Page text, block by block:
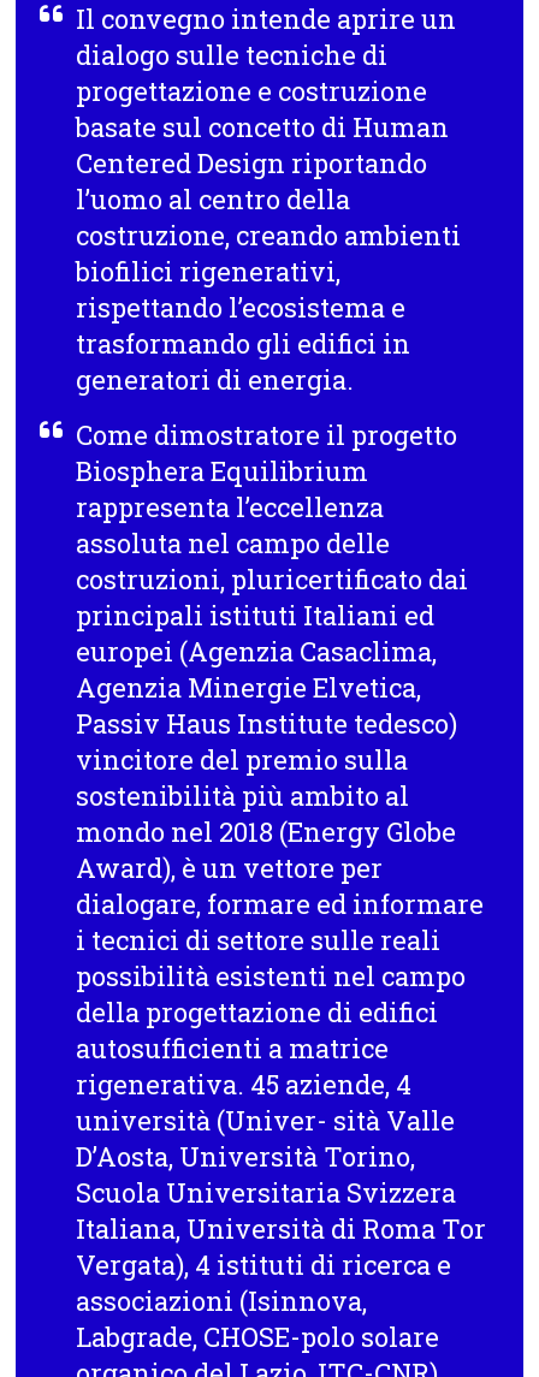
Il convegno intende aprire un
dialogo sulle tecniche di
progettazione e costruzione
basate sul concetto di Human
Centered Design riportando
l’uomo al centro della
costruzione, creando ambienti
biofilici rigenerativi,
rispettando l’ecosistema e
trasformando gli edifici in
generatori di energia.
Come dimostratore il progetto
Biosphera Equilibrium
rappresenta l’eccellenza
assoluta nel campo delle
costruzioni, pluricertificato dai
principali istituti Italiani ed
europei (Agenzia Casaclima,
Agenzia Minergie Elvetica,
Passiv Haus Institute tedesco)
vincitore del premio sulla
sostenibilità più ambito al
mondo nel 2018 (Energy Globe
Award), è un vettore per
dialogare, formare ed informare
i tecnici di settore sulle reali
possibilità esistenti nel campo
della progettazione di edifici
autosufficienti a matrice
rigenerativa. 45 aziende, 4
università (Univer- sità Valle
D’Aosta, Università Torino,
Scuola Universitaria Svizzera
Italiana, Università di Roma Tor
Vergata), 4 istituti di ricerca e
associazioni (Isinnova,
Labgrade, CHOSE-polo solare